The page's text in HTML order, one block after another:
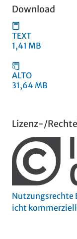
Download
TEXT
1,41 MB
ALTO
31,64 MB
Lizenz-/
Nutzungsrechte
icht kommerziell